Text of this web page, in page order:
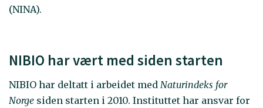
(NINA).
NIBIO har vært med siden starten
NIBIO har deltatt i arbeidet med Naturindeks for
Norge siden starten i 2010. Instituttet har ansvar for